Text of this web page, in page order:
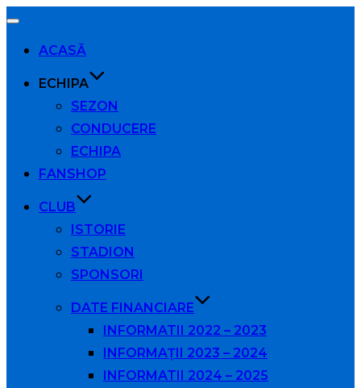
Comută
navigarea
ACASĂ
ECHIPA
SEZON
CONDUCERE
ECHIPA
FANSHOP
CLUB
ISTORIE
STADION
SPONSORI
DATE FINANCIARE
INFORMATII 2022 – 2023
INFORMAȚII 2023 – 2024
INFORMATII 2024 – 2025